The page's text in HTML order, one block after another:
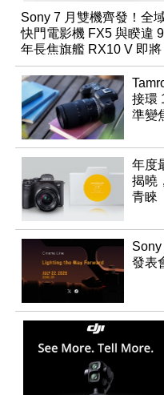
Sony 7 月雙機齊發！全
快門電影機 FX5 與睽違 9
年長焦旗艦 RX10 V 即將
登場
接環
準變
年度
揭曉
青睞
發表